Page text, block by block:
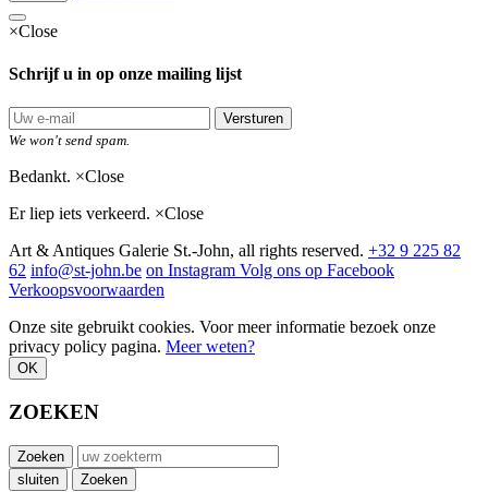
×Close
Schrijf u in op onze mailing lijst
Versturen
We won't send spam.
Bedankt. ×Close
Er liep iets verkeerd. ×Close
Art & Antiques Galerie St.-John, all rights reserved. +32 9 225 82
62 info@st-john.be on Instagram Volg ons op Facebook
Verkoopsvoorwaarden
Onze site gebruikt cookies. Voor meer informatie bezoek onze
privacy policy pagina. Meer weten?
OK
ZOEKEN
Zoeken
sluiten
Zoeken